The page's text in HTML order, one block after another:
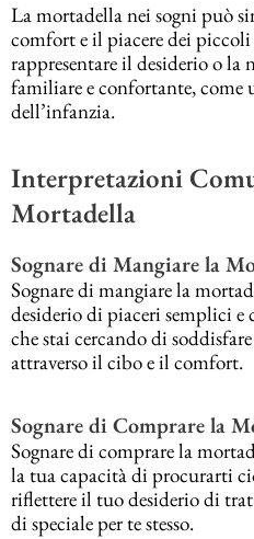
La mortadella nei sogni può
comfort e il piacere dei piccoli
rappresentare il desiderio o la
familiare e confortante,
dell’infanzia.
Interpretazioni
Mortadella
Sognare di Mangiare la
Sognare di mangiare la
desiderio di piaceri semplici
che stai cercando di
attraverso il cibo e il comfort.
Sognare di Comprare la
Sognare di comprare la
la tua capacità di procurarti
riflettere il tuo desiderio di
di speciale per te stesso.